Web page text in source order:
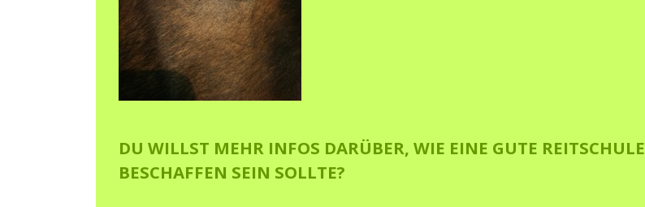
DU WILLST MEHR INFOS DARÜBER, WIE EINE GUTE REITSCHULE
BESCHAFFEN SEIN SOLLTE?